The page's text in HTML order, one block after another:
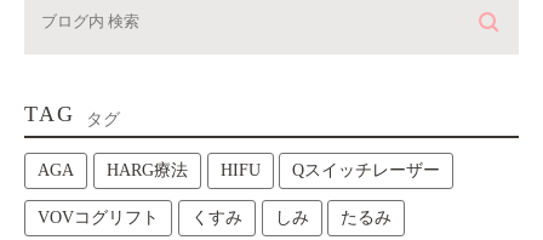
TAG タグ
AGA HARG療法 HIFU Qスイッチレーザー
VOVコグリフト くすみ しみ たるみ